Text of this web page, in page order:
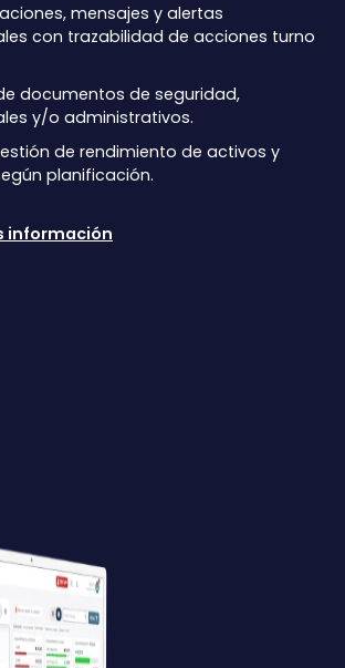
mensajes y alertas
con trazabilidad de acciones turno
documentos de seguridad,
y/o administrativos.
de rendimiento de activos y
planificación.
información